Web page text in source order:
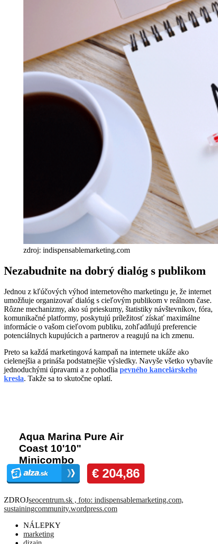
zdroj: indispensablemarketing.com
Nezabudnite na dobrý dialóg s publikom
Jednou z kľúčových výhod internetového marketingu je, že internet
umožňuje organizovať dialóg s cieľovým publikom v reálnom čase.
Rôzne mechanizmy, ako sú prieskumy, štatistiky návštevníkov, fóra,
komunikačné platformy, poskytujú príležitosť získať maximálne
informácie o vašom cieľovom publiku, zohľadňujú preferencie
potenciálnych kupujúcich a partnerov a reagujú na ich zmenu.
Preto sa každá marketingová kampaň na internete ukáže ako
cielenejšia a prináša podstatnejšie výsledky. Navyše všetko vybavíte
jednoduchými úpravami a z pohodlia pevného kancelárskeho
kresla. Takže sa to skutočne oplatí.
ZDROJseocentrum.sk , foto: indispensablemarketing.com,
sustainingcommunity.wordpress.com
NÁLEPKY
marketing